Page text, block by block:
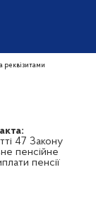
реквізитами
47 Закону
пенсійне
пенсії